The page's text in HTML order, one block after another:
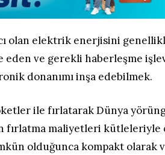
olan elektrik enerjisini
eden ve gerekli haberleşme
donanımı inşa edebilmek.
ile fırlatarak Dünya
fırlatma maliyetleri kütleleriyle
olduğunca kompakt olarak